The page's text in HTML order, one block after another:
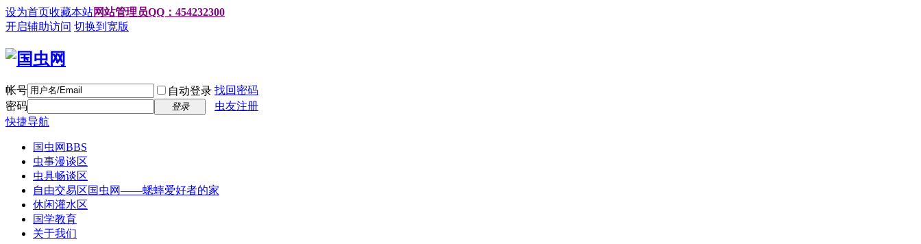
设为首页收藏本站网站管理员QQ：454232300
开启辅助访问 切换到宽版
帐号 自动登录 找回密码
密码
登录
虫友注册
快捷导航
国虫网BBS
虫事漫谈区
虫具畅谈区
自由交易区国虫网——蟋蟀爱好者的家
休闲灌水区
国学教育
关于我们